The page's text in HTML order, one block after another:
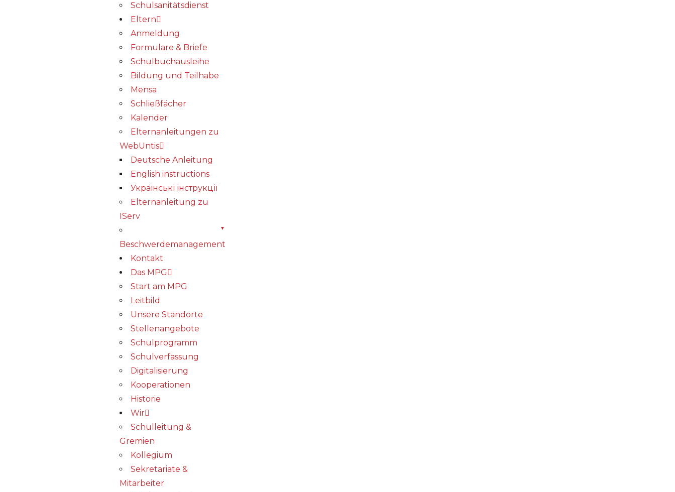
Schulsanitätsdienst
Eltern
Anmeldung
Formulare & Briefe
Schulbuchausleihe
Bildung und Teilhabe
Mensa
Schließfächer
Kalender
Elternanleitungen zu
WebUntis
Deutsche Anleitung
English instructions
Українські інструкції
Elternanleitung zu
IServ
Beschwerdemanagement
Kontakt
Das MPG
Start am MPG
Leitbild
Unsere Standorte
Stellenangebote
Schulprogramm
Schulverfassung
Digitalisierung
Kooperationen
Historie
Wir
Schulleitung &
Gremien
Kollegium
Sekretariate &
Mitarbeiter